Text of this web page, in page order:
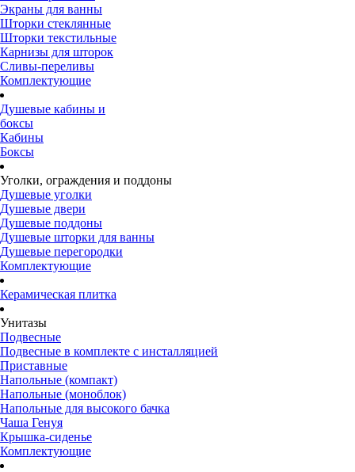
Экраны для ванны
Шторки стеклянные
Шторки текстильные
Карнизы для шторок
Сливы-переливы
Комплектующие
Душевые кабины и
боксы
Кабины
Боксы
Уголки, ограждения и поддоны
Душевые уголки
Душевые двери
Душевые поддоны
Душевые шторки для ванны
Душевые перегородки
Комплектующие
Керамическая плитка
Унитазы
Подвесные
Подвесные в комплекте с инсталляцией
Приставные
Напольные (компакт)
Напольные (моноблок)
Напольные для высокого бачка
Чаша Генуя
Крышка-сиденье
Комплектующие